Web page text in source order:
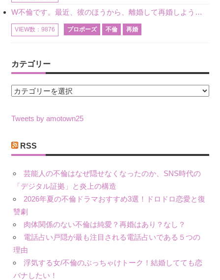
W不倫です。最近、彼のほうから、離婚して再婚しよう、と言ってきました。ハッキリいうと、そこまでは考えていませんでした。彼を好きな気持ちはあるし、彼なしの生活は考えられません。だけど、離婚して再婚すると
VIEW数：9876 プロポーズ 不倫 再婚
カテゴリー
カ
ゴ
ー
Tweets by amotown25
RSS
芸能人の不倫はなぜ隠せなくなったのか、SNS時代の
「デジタル証拠」と炎上の構造
2026年夏の不倫ドラマおすすめ3選！ドロドロ恋愛と復
讐劇
肉体関係のない不倫は純愛？再婚はあり？なし？
電話占い戸隠が最も注目される電話占いである５つの
理由
浮気する女/不倫のぶっちゃけトーク！結婚してても恋
バナしたい！